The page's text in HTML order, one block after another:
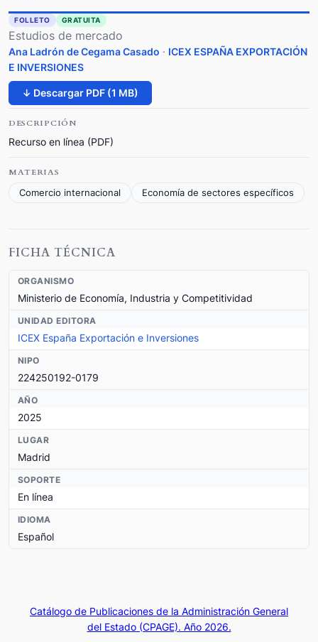
FOLLETO GRATUITA
Estudios de mercado
Ana Ladrón de Cegama Casado · ICEX ESPAÑA EXPORTACIÓN
E INVERSIONES
↓ Descargar PDF (1 MB)
DESCRIPCIÓN
Recurso en línea (PDF)
MATERIAS
Comercio internacional
Economía de sectores específicos
FICHA TÉCNICA
ORGANISMO
Ministerio de Economía, Industria y Competitividad
UNIDAD EDITORA
ICEX España Exportación e Inversiones
NIPO
224250192-0179
AÑO
2025
LUGAR
Madrid
SOPORTE
En línea
IDIOMA
Español
Catálogo de Publicaciones de la Administración General
del Estado (CPAGE). Año 2026.